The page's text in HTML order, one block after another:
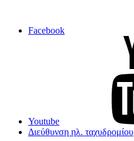
Facebook
Youtube
Διεύθυνση ηλ. ταχυδρομίου